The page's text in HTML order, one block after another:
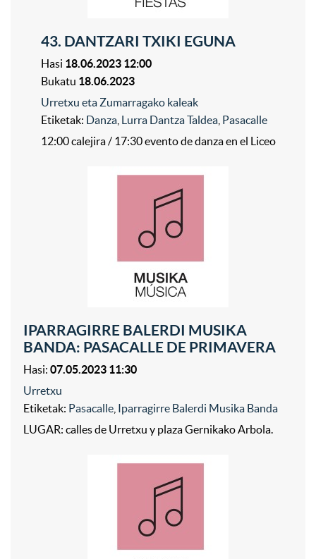
43. DANTZARI TXIKI EGUNA
Hasi 18.06.2023 12:00
Bukatu 18.06.2023
Urretxu eta Zumarragako kaleak
Etiketak: Danza, Lurra Dantza Taldea, Pasacalle
12:00 calejira / 17:30 evento de danza en el Liceo
IPARRAGIRRE BALERDI MUSIKA
BANDA: PASACALLE DE PRIMAVERA
Hasi: 07.05.2023 11:30
Urretxu
Etiketak: Pasacalle Iparragirre Balerdi Musika Banda
LUGAR: calles de Urretxu y plaza Gernikako Arbola.